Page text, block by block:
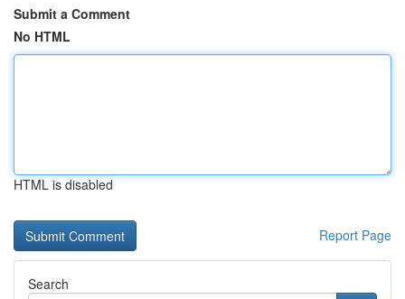
Submit a Comment
No HTML
HTML is disabled
Report Page
Search